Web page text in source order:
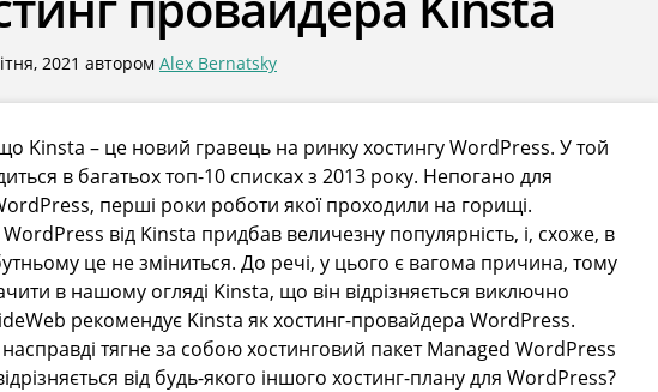
2021 автором Alex Bernatsky
Kinsta – це новий гравець на ринку хостингу WordPress. У той
в багатьох топ-10 списках з 2013 року. Непогано для
перші роки роботи якої проходили на горищі.
від Kinsta придбав величезну популярність, і, схоже, в
це не зміниться. До речі, у цього є вагома причина, тому
в нашому огляді Kinsta, що він відрізняється виключно
рекомендує Kinsta як хостинг-провайдера WordPress.
тягне за собою хостинговий пакет Managed WordPress
від будь-якого іншого хостинг-плану для WordPress?